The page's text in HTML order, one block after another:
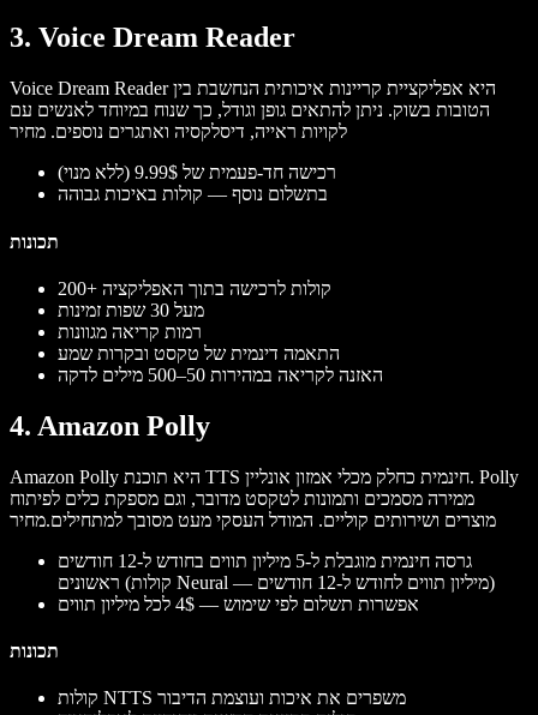
3. Voice Dream Reader
Voice Dream Reader היא אפליקציית קריינות איכותית הנחשבת בין
הטובות בשוק. ניתן להתאים גופן וגודל, כך שנוח במיוחד לאנשים עם
לקויות ראייה, דיסלקסיה ואתגרים נוספים. מחיר
רכישה חד-פעמית של 9.99$ (ללא מנוי)
בתשלום נוסף — קולות באיכות גבוהה
תכונות
200+ קולות לרכישה בתוך האפליקציה
מעל 30 שפות זמינות
רמות קריאה מגוונות
התאמה דינמית של טקסט ובקרות שמע
האזנה לקריאה במהירות 50–500 מילים לדקה
4. Amazon Polly
Amazon Polly היא תוכנת TTS חינמית כחלק מכלי אמזון אונליין. Polly
ממירה מסמכים ותמונות לטקסט מדובר, וגם מספקת כלים לפיתוח
מוצרים ושירותים קוליים. המודל העסקי מעט מסובך למתחילים.מחיר
גרסה חינמית מוגבלת ל-5 מיליון תווים בחודש ל-12 חודשים
ראשונים (קולות Neural — מיליון תווים לחודש ל-12 חודשים)
אפשרות תשלום לפי שימוש — 4$ לכל מיליון תווים
תכונות
קולות NTTS משפרים את איכות ועוצמת הדיבור